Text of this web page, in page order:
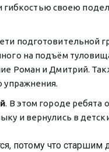
гибкостью своею
подготовительной
на подъём
Роман и Дмитрий.
упражнения.
. В этом городе ребята
и вернулись в
потому что